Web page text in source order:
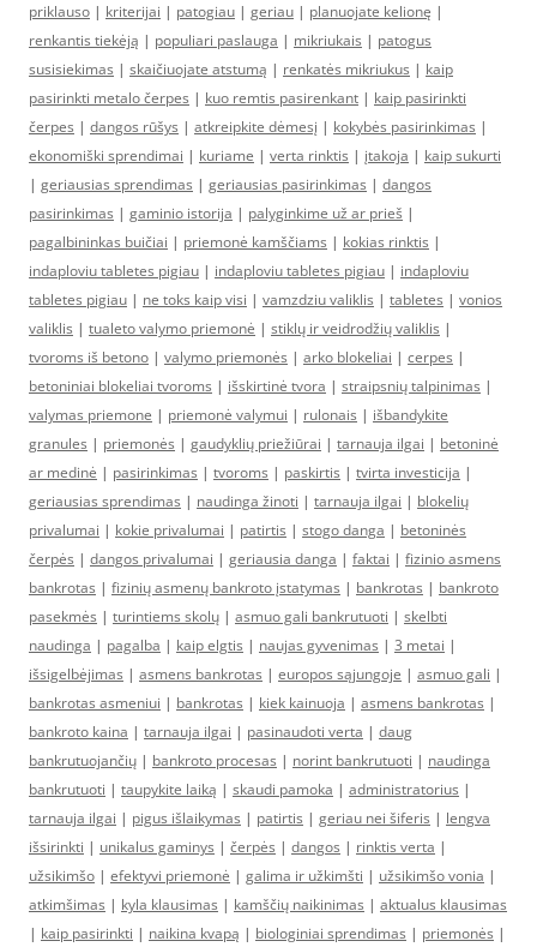
priklauso | kriterijai | patogiau | geriau | planuojate kelionę |
renkantis tiekėją | populiari paslauga | mikriukais | patogus
susisiekimas | skaičiuojate atstumą | renkatės mikriukus | kaip
pasirinkti metalo čerpes | kuo remtis pasirenkant | kaip pasirinkti
čerpes | dangos rūšys | atkreipkite dėmesį | kokybės pasirinkimas |
ekonomiški sprendimai | kuriame | verta rinktis | įtakoja | kaip sukurti
| geriausias sprendimas | geriausias pasirinkimas | dangos
pasirinkimas | gaminio istorija | palyginkime už ar prieš |
pagalbininkas buičiai | priemonė kamščiams | kokias rinktis |
indaploviu tabletes pigiau | indaploviu tabletes pigiau | indaploviu
tabletes pigiau | ne toks kaip visi | vamzdziu valiklis | tabletes | vonios
valiklis | tualeto valymo priemonė | stiklų ir veidrodžių valiklis |
tvoroms iš betono | valymo priemonės | arko blokeliai | cerpes |
betoniniai blokeliai tvoroms | išskirtinė tvora | straipsnių talpinimas |
valymas priemone | priemonė valymui | rulonais | išbandykite
granules | priemonės | gaudyklių priežiūrai | tarnauja ilgai | betoninė
ar medinė | pasirinkimas | tvoroms | paskirtis | tvirta investicija |
geriausias sprendimas | naudinga žinoti | tarnauja ilgai | blokelių
privalumai | kokie privalumai | patirtis | stogo danga | betoninės
čerpės | dangos privalumai | geriausia danga | faktai | fizinio asmens
bankrotas | fizinių asmenų bankroto įstatymas | bankrotas | bankroto
pasekmės | turintiems skolų | asmuo gali bankrutuoti | skelbti
naudinga | pagalba | kaip elgtis | naujas gyvenimas | 3 metai |
išsigelbėjimas | asmens bankrotas | europos sąjungoje | asmuo gali |
bankrotas asmeniui | bankrotas | kiek kainuoja | asmens bankrotas |
bankroto kaina | tarnauja ilgai | pasinaudoti verta | daug
bankrutuojančių | bankroto procesas | norint bankrutuoti | naudinga
bankrutuoti | taupykite laiką | skaudi pamoka | administratorius |
tarnauja ilgai | pigus išlaikymas | patirtis | geriau nei šiferis | lengva
išsirinkti | unikalus gaminys | čerpės | dangos | rinktis verta |
užsikimšo | efektyvi priemonė | galima ir užkimšti | užsikimšo vonia |
atkimšimas | kyla klausimas | kamščių naikinimas | aktualus klausimas
| kaip pasirinkti | naikina kvapą | biologiniai sprendimas | priemonės |